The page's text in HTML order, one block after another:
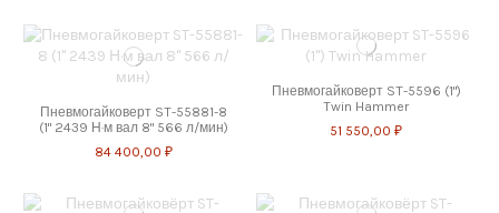
Пневмогайковерт ST-55881-8
(1" 2439 Н·м вал 8" 566 л/мин)
84 400,00 ₽
Пневмогайковерт ST-5596 (1")
Twin Hammer
51 550,00 ₽